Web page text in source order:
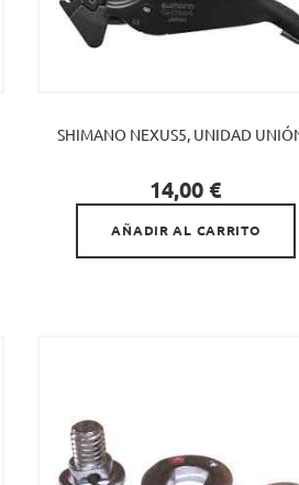
SHIMANO NEXUS5, UNIDAD
Precio
14,00 €

AÑADIR AL CARRITO